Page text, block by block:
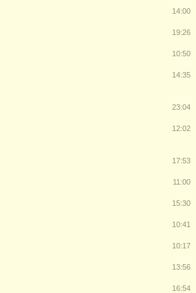
14:00
19:26
10:50
14:35
23:04
12:02
17:53
11:00
15:30
10:41
10:17
13:56
16:54